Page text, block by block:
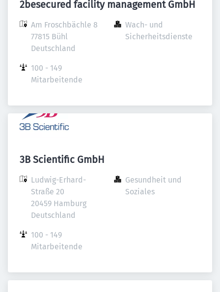
2besecured facility management GmbH
Am Froschbächle 8
77815 Bühl
Deutschland
Wach- und
Sicherheitsdienste
100 - 149
Mitarbeitende
3B Scientific GmbH
Ludwig-Erhard-
Straße 20
20459 Hamburg
Deutschland
Gesundheit und
Soziales
100 - 149
Mitarbeitende